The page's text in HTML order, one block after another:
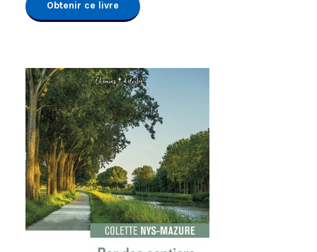
Obtenir ce livre